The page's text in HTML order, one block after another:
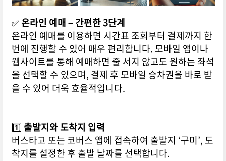
✅온라인 예매 – 간편한 3단계
온라인 예매를 이용하면 시간표 조회부터 결제까지 한
번에 진행할 수 있어 매우 편리합니다. 모바일 앱이나
웹사이트를 통해 예매하면 줄 서지 않고도 원하는 좌석
을 선택할 수 있으며, 결제 후 모바일 승차권을 바로 받
을 수 있어 더욱 효율적입니다.
1️⃣ 출발지와 도착지 입력
버스타고 또는 코버스 앱에 접속하여 출발지 ‘구미’, 도
착지를 설정한 후 출발 날짜를 선택합니다.